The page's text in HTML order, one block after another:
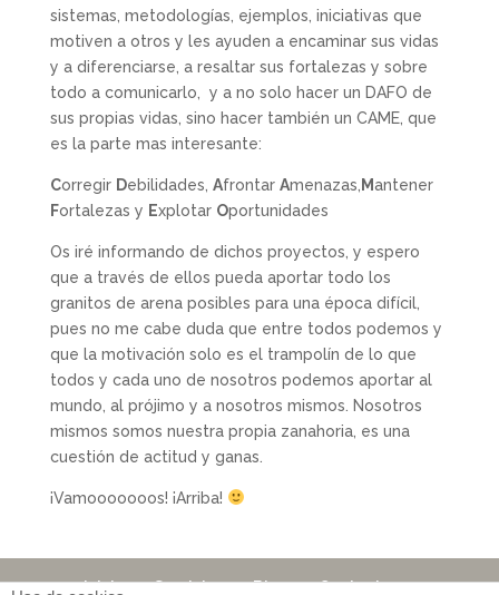
sistemas, metodologías, ejemplos, iniciativas que
motiven a otros y les ayuden a encaminar sus vidas
y a diferenciarse, a resaltar sus fortalezas y sobre
todo a comunicarlo, y a no solo hacer un DAFO de
sus propias vidas, sino hacer también un CAME, que
es la parte mas interesante:
Corregir Debilidades, Afrontar Amenazas, Mantener
Fortalezas y Explotar Oportunidades
Os iré informando de dichos proyectos, y espero
que a través de ellos pueda aportar todo los
granitos de arena posibles para una época difícil,
pues no me cabe duda que entre todos podemos y
que la motivación solo es el trampolín de lo que
todos y cada uno de nosotros podemos aportar al
mundo, al prójimo y a nosotros mismos. Nosotros
mismos somos nuestra propia zanahoria, es una
cuestión de actitud y ganas.
¡Vamooooooos! ¡Arriba!
Inicio Servicios Blog Contacto